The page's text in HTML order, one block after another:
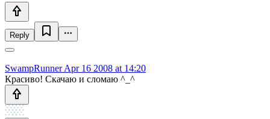
Reply
SwampRunnerApr 16 2008 at 14:20
Красиво! Скачаю и сломаю ^_^